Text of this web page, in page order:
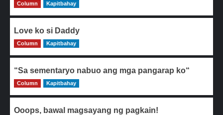
0
Column Kapitbahay
Love ko si Daddy
0
Column Kapitbahay
“Sa sementaryo nabuo ang mga pangarap ko“
0
Column Kapitbahay
Ooops, bawal magsayang ng pagkain!